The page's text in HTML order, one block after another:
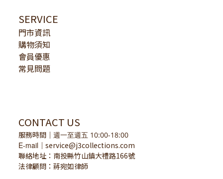
SERVICE
門市資訊
購物須知
會員優惠
常見問題
CONTACT US
服務時間 ｜ 週一至週五 10:00-18:00
E-mail ｜ service@j3collections.com
聯絡地址：南投縣竹山鎮大禮路166號
法律顧問：蔣宛如律師